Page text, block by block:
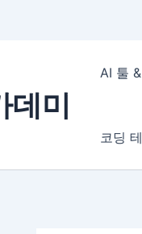
데미
AI 툴
코딩